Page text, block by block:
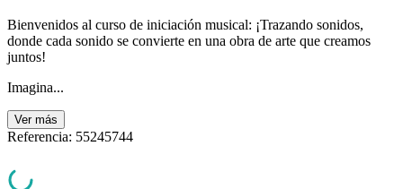
Bienvenidos al curso de iniciación musical: ¡Trazando sonidos,
donde cada sonido se convierte en una obra de arte que creamos
juntos!
Imagina...
Ver más
Referencia: 55245744